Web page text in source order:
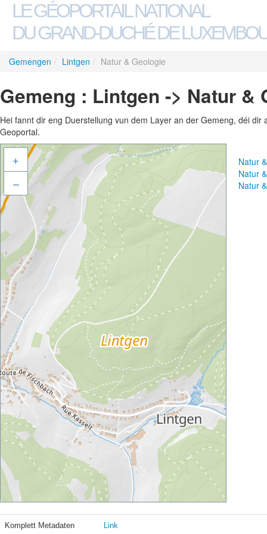
LE GÉOPORTAIL NATIONAL
DU GRAND-DUCHÉ DE
Gemengen / Lintgen / Natur & Geologie
Gemeng : Lintgen -> Natur &
Hei fannt dir eng Duerstellung vun dem Layer an der Gemeng, déi
Geoportal.
+
–
Natur
Natur
Natur
Komplett Metadaten Link